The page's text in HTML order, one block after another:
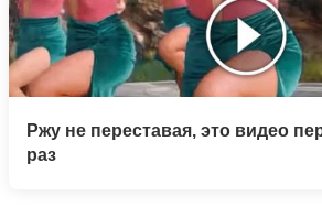
Ржу не переставая, это видео
раз